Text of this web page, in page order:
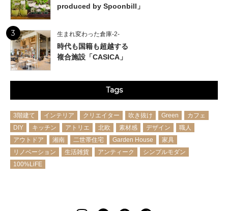
produced by Spoonbill」
3 生まれ変わった倉庫-2-
時代も国籍も超越する
複合施設「CASICA」
Tags
3階建て インテリア クリエイター 吹き抜け Green
カフェ
DIY
キッチン アトリエ 北欧 素材感 デザイン
職人
アウトドア
湘南 二世帯住宅 Garden House
家具
リノベーション
生活雑貨 アンティーク
シンプルモダン
100%LiFE